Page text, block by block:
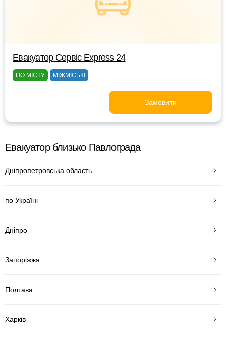
Евакуатор Сервіс Express 24
ПО МІСТУ МІЖМІСЬКІ
Замовити
Евакуатор близько Павлограда
Дніпропетровська область
по Україні
Дніпро
Запоріжжя
Полтава
Харків